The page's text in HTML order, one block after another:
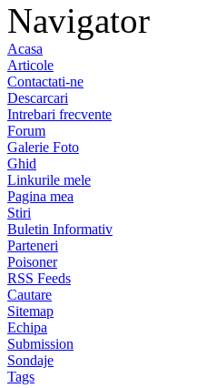
Navigator
Acasa
Articole
Contactati-ne
Descarcari
Intrebari frecvente
Forum
Galerie Foto
Ghid
Linkurile mele
Pagina mea
Stiri
Buletin Informativ
Parteneri
Poisoner
RSS Feeds
Cautare
Sitemap
Echipa
Submission
Sondaje
Tags